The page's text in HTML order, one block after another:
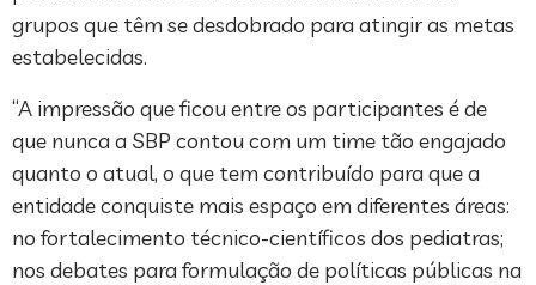
grupos que têm se desdobrado para atingir as metas
estabelecidas.
“A impressão que ficou entre os participantes é de
que nunca a SBP contou com um time tão engajado
quanto o atual, o que tem contribuído para que a
entidade conquiste mais espaço em diferentes áreas:
no fortalecimento técnico-científicos dos pediatras;
nos debates para formulação de políticas públicas na